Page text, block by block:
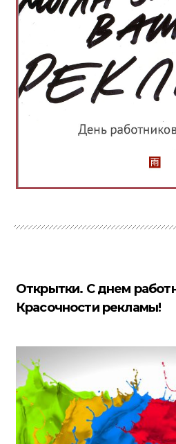
Открытки. С днем
Красочности рекламы!